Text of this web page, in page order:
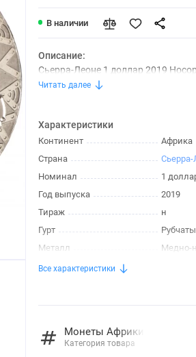
В наличии
Описание:
Сьерра-Леоне 1 доллар 2019
Читать далее
Характеристики
Континент
Африка
Страна
Номинал
1
Год выпуска
2019
Тираж
н
Гурт
Металл
Медно-
Все характеристики
Монеты Африки
Категория товара